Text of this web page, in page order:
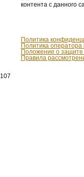
контента с данного
Политика
Политика
Положение о
Правила
107